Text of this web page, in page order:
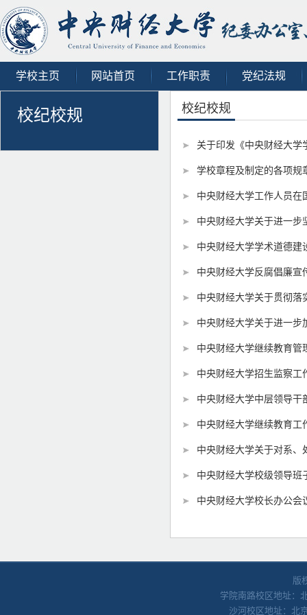
学校主页 网站首页 工作职责 党纪法规
校纪校规 校纪校规
关于印发《中央财经大学
学校章程及制定的各项规
中央财经大学工作人员在
中央财经大学关于进一步
中央财经大学学术道德建
中央财经大学反腐倡廉宣
中央财经大学关于贯彻落
中央财经大学关于进一步
中央财经大学继续教育管
中央财经大学招生监察工
中央财经大学中层领导干
中央财经大学继续教育工
中央财经大学关于对系、
中央财经大学校级领导班
中央财经大学校长办公会
版
学院南路校区地址：
沙河校区地址：北